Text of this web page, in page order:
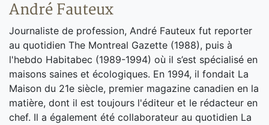
André Fauteux
Journaliste de profession, André Fauteux fut reporter
au quotidien The Montreal Gazette (1988), puis à
l'hebdo Habitabec (1989-1994) où il s’est spécialisé en
maisons saines et écologiques. En 1994, il fondait La
Maison du 21e siècle, premier magazine canadien en la
matière, dont il est toujours l'éditeur et le rédacteur en
chef. Il a également été collaborateur au quotidien La